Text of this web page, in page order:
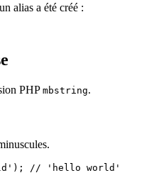
alias a été créé :
PHP mbstring.